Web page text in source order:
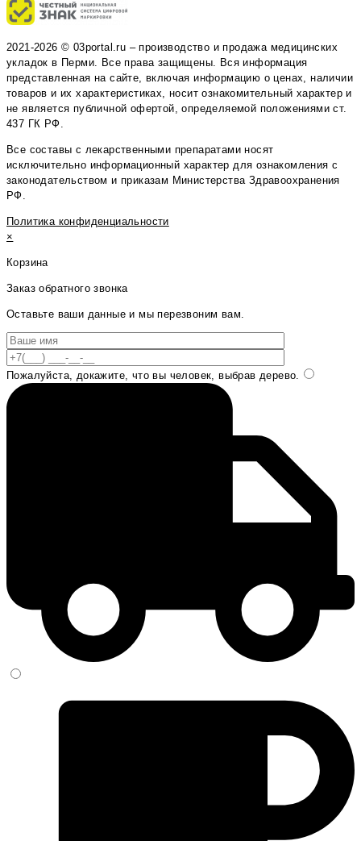
2021-2026 © 03portal.ru – производство и продажа медицинских
укладок в Перми. Все права защищены. Вся информация
представленная на сайте, включая информацию о ценах, наличии
товаров и их характеристиках, носит ознакомительный характер и
не является публичной офертой, определяемой положениями ст.
437 ГК РФ.
Все составы с лекарственными препаратами носят
исключительно информационный характер для ознакомления с
законодательством и приказам Министерства Здравоохранения
РФ.
Политика конфиденциальности
×
Корзина
Заказ обратного звонка
Оставьте ваши данные и мы перезвоним вам.
Пожалуйста, докажите, что вы человек, выбрав дерево.